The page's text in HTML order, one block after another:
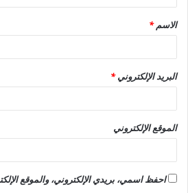
ق
*
الاسم*
البريد الإلكتروني*
الموقع الإلكتروني
احفظ اسمي، بريدي الإلكتروني، والموقع